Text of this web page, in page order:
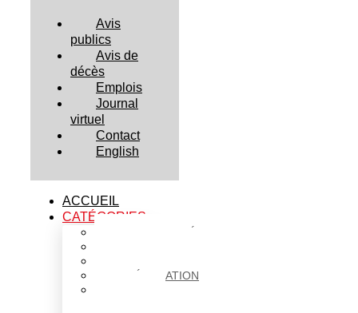
Avis
publics
Avis de
décès
Emplois
Journal
virtuel
Contact
English
ACCUEIL
CATÉGORIES
ÉDUCATION